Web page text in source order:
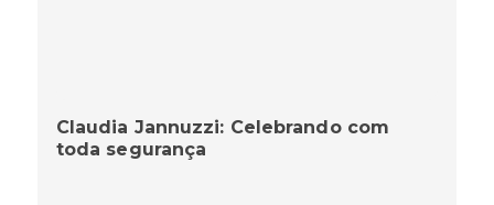
Claudia Jannuzzi: Celebrando com
toda segurança